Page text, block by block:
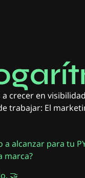
crecer en
trabajar: El
alcanzar para tu
marca?
🤝